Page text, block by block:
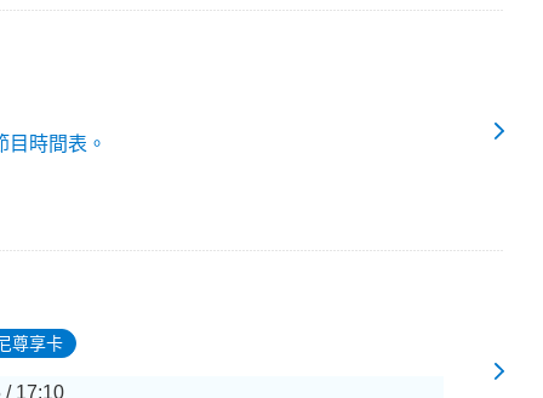
目時間表。
尊享卡
/ 17:10